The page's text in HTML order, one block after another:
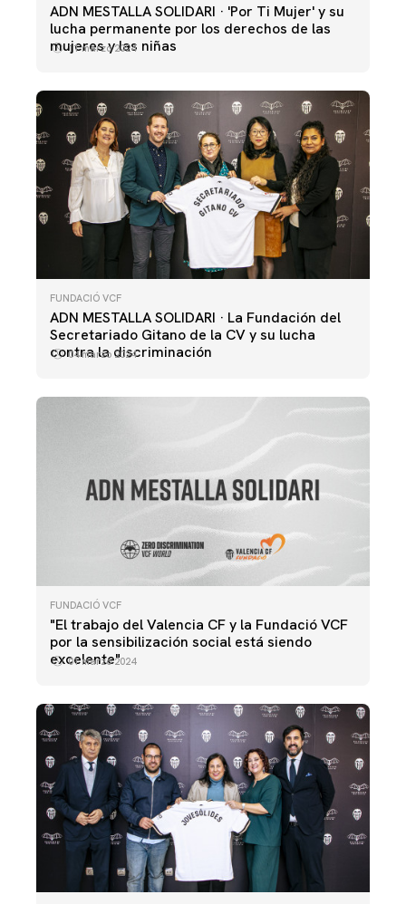
ADN MESTALLA SOLIDARI · 'Por Ti Mujer' y su
lucha permanente por los derechos de las
mujeres y las niñas
11 marzo 2024
FUNDACIÓ VCF
ADN MESTALLA SOLIDARI · La Fundación del
Secretariado Gitano de la CV y su lucha
contra la discriminación
04 marzo 2024
FUNDACIÓ VCF
"El trabajo del Valencia CF y la Fundació VCF
por la sensibilización social está siendo
excelente"
01 marzo 2024